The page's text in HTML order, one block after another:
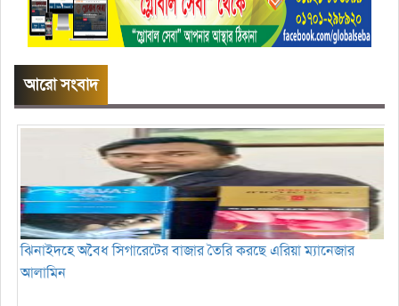
আরো সংবাদ
ঝিনাইদহে অবৈধ সিগারেটের বাজার তৈরি করছে এরিয়া ম্যানেজার
আলামিন